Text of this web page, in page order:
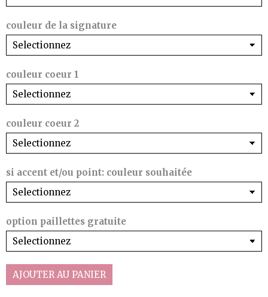
couleur de la signature
couleur coeur 1
couleur coeur 2
si accent et/ou point: couleur souhaitée
option paillettes gratuite
AJOUTER AU PANIER